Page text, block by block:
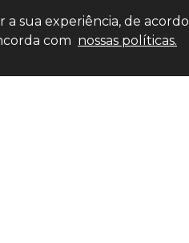
a sua experiência, de acordo
com nossas políticas.